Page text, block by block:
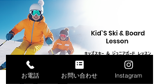
お電話 お問い合わせ Instagram